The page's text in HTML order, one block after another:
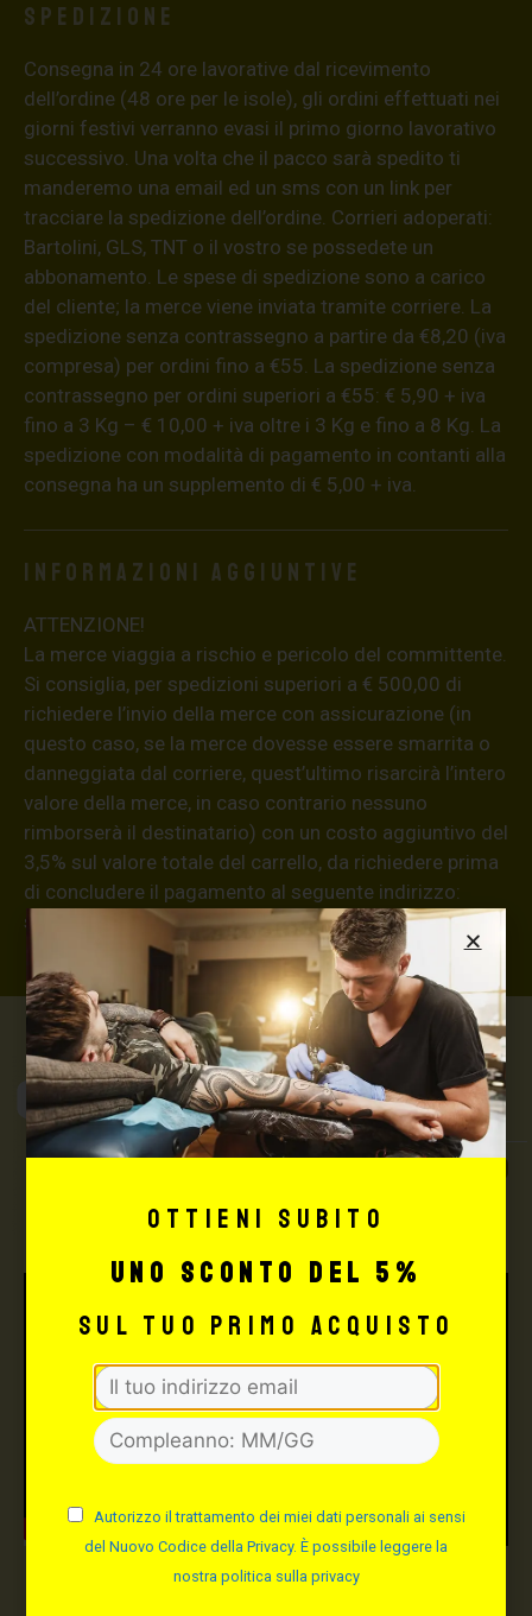
Spedizione
Consegna in 24 ore lavorative dal ricevimento
dell’ordine (48 ore per le isole), gli ordini effettuati nei
giorni festivi verranno evasi il primo giorno lavorativo
successivo. Una volta che il pacco sarà spedito ti
manderemo una email ed un sms con un link per
tracciare la spedizione dell’ordine. Corrieri adoperati:
Bartolini, GLS, TNT o il vostro se possedete un
abbonamento. Le spese di spedizione sono a carico
del cliente; la merce viene inviata tramite corriere. La
spedizione senza contrassegno a partire da €8,20 (iva
compresa) per ordini fino a €55. La spedizione senza
contrassegno per ordini superiori a €55: € 5,90 + iva
fino a 3 Kg – € 10,00 + iva oltre i 3 Kg e fino a 8 Kg. La
spedizione con modalità di pagamento in contanti alla
consegna ha un supplemento di € 5,00 + iva.
Informazioni aggiuntive
ATTENZIONE!
La merce viaggia a rischio e pericolo del committente.
Si consiglia, per spedizioni superiori a € 500,00 di
richiedere l’invio della merce con assicurazione (in
questo caso, se la merce dovesse essere smarrita o
danneggiata dal corriere, quest’ultimo risarcirà l’intero
valore della merce, in caso contrario nessuno
rimborserà il destinatario) con un costo aggiuntivo del
3,5% sul valore totale del carrello, da richiedere prima
di concludere il pagamento al seguente indirizzo:
shop@maxsignorello.it
Max Signorello
Tattoo Supply
TUTTO PER IL TUO
TATTOO STUDIO
Ottieni subito
uno sconto del 5%
sul tuo primo acquisto
Autorizzo il trattamento dei miei dati personali ai sensi
del Nuovo Codice della Privacy. È possibile leggere la
nostra politica sulla privacy